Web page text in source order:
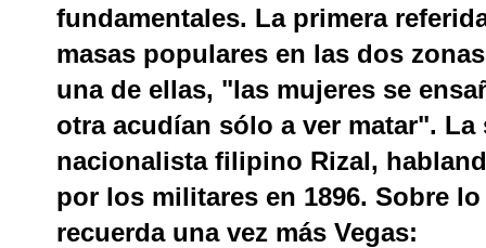
fundamentales. La primera
masas populares en las dos
una de ellas, "las mujeres se
otra acudían sólo a ver matar".
nacionalista filipino Rizal,
por los militares en 1896. Sobre
recuerda una vez más Vegas: